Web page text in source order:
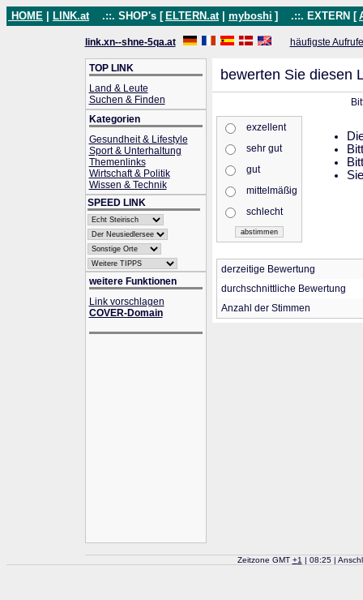
HOME LINK.at .::. SHOP's [ ELTERN.at myboshi ] .::. EXTERN [
link.xn--shne-5qa.at häufigste Aufrufe
TOP LINK
Land & Leute
Suchen & Finden
Kategorien
Gesundheit & Lifestyle
Sport & Unterhaltung
Themenlinks
Wirtschaft & Politik
Wissen & Technik
SPEED LINK
weitere Funktionen
Link vorschlagen
COVER-Domain
bewerten Sie diesen
exzellent
sehr gut
gut
mittelmäßig
schlecht
derzeitige Bewertung
durchschnittliche Bewertung
Anzahl der Stimmen
Zeitzone GMT +1 | 08:25 |